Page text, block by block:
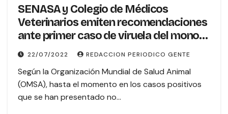
SENASA y Colegio de Médicos
Veterinarios emiten recomendaciones
ante primer caso de viruela del mono
en en país
22/07/2022 REDACCION PERIODICO GENTE
Según la Organización Mundial de Salud Animal
(OMSA), hasta el momento en los casos positivos
que se han presentado no…